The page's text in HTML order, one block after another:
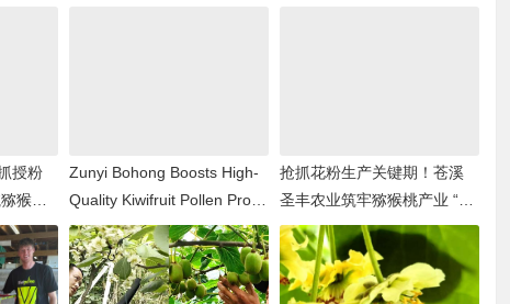
授粉
猴桃
Zunyi Bohong Boosts High-
Quality Kiwifruit Pollen Prod
uction
抢抓花粉生产关键期！苍溪
圣丰农业筑牢猕猴桃产业 “丰
收根基”